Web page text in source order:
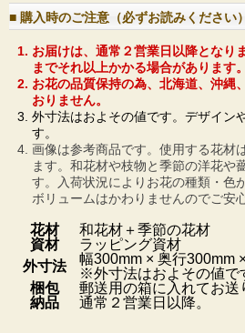
■ 購入時のご注意（必ずお読みください）
お届けは、通常２営業日以降となり
までそれ以上かかる場合があります。
お花の品質保持の為、北海道、沖縄
おりません。
外寸法はおよその値です。デザイン
す。
画像は参考商品です。使用する花材
ます。和花材や枝物と季節の洋花や
す。入荷状況によりお花の種類・色
ボリュームはかわりませんのでご安
花材
和花材＋季節の花材
資材
ラッピング資材
外寸法
幅300mm × 奥行300mm
※外寸法はおよその値で
梱包
郵送用の箱に入れてお送
納品
通常２営業日以降。